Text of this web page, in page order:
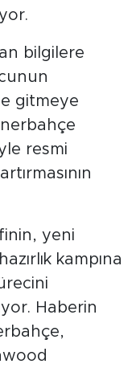
bilgilere
gitmeye
resmi
yeni
kampına
Haberin